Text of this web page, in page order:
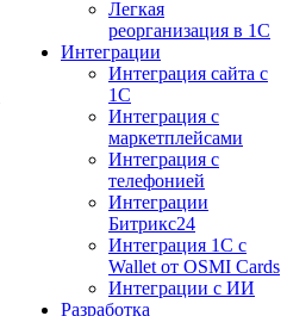
Легкая
реорганизация в 1С
Интеграции
Интеграция сайта с
1С
Интеграция с
маркетплейсами
Интеграция с
телефонией
Интеграции
Битрикс24
Интеграция 1С с
Wallet от OSMI Cards
Интеграции с ИИ
Разработка